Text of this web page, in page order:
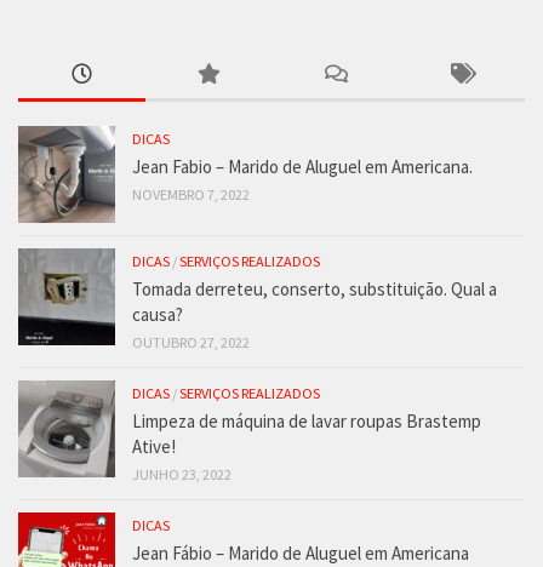
DICAS
Jean Fabio – Marido de Aluguel em Americana.
NOVEMBRO 7, 2022
DICAS /SERVIÇOS REALIZADOS
Tomada derreteu, conserto, substituição. Qual a
causa?
OUTUBRO 27, 2022
DICAS /SERVIÇOS REALIZADOS
Limpeza de máquina de lavar roupas Brastemp
Ative!
JUNHO 23, 2022
DICAS
Jean Fábio – Marido de Aluguel em Americana